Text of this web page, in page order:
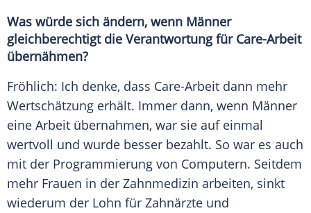
Was würde sich ändern, wenn Männer
gleichberechtigt die Verantwortung für Care-Arbeit
übernähmen?
Fröhlich: Ich denke, dass Care-Arbeit dann mehr
Wertschätzung erhält. Immer dann, wenn Männer
eine Arbeit übernahmen, war sie auf einmal
wertvoll und wurde besser bezahlt. So war es auch
mit der Programmierung von Computern. Seitdem
mehr Frauen in der Zahnmedizin arbeiten, sinkt
wiederum der Lohn für Zahnärzte und